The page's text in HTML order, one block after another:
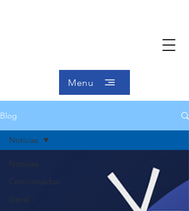
Menu
Blog
Notícias
Comunicados
Geral
Notícias